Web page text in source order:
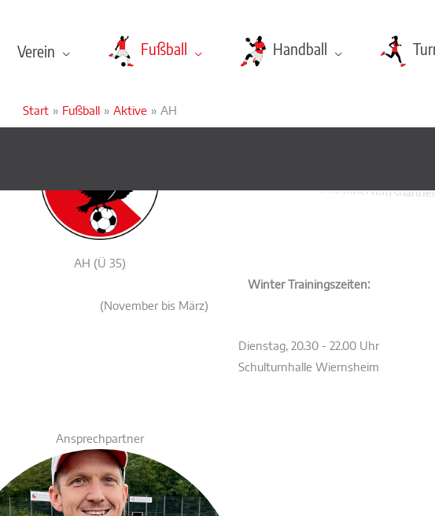
Verein Fußball Handball
Start Fußball Aktive AH
AH (Ü 35)
Winter Trainingszeiten:
(November bis März)
Dienstag, 20.30 - 22.00 Uhr
Schulturnhalle Wiernsheim
Ansprechpartner